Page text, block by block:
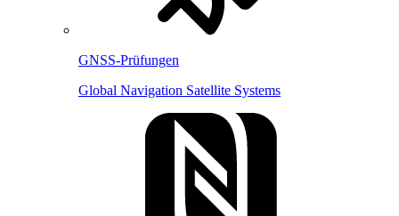
GNSS-Prüfungen
Global Navigation Satellite Systems